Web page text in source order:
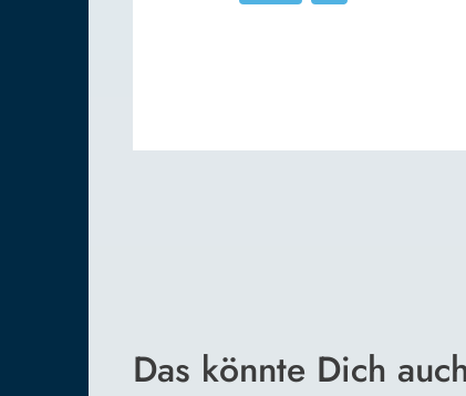
Das könnte Dich